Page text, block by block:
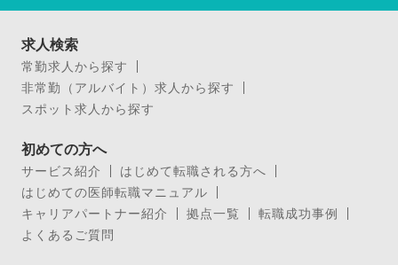
求人検索
常勤求人から探す
非常勤（アルバイト）求人から探す
スポット求人から探す
初めての方へ
サービス紹介
はじめて転職される方へ
はじめての医師転職マニュアル
キャリアパートナー紹介
拠点一覧
転職成功事例
よくあるご質問